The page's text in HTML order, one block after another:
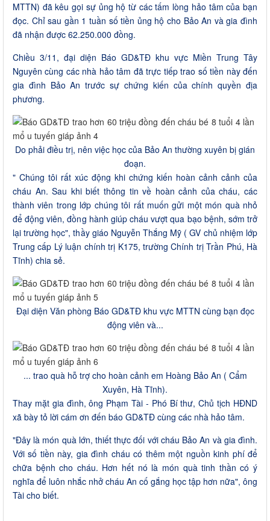
MTTN) đã kêu gọi sự ủng hộ từ các tấm lòng hảo tâm của bạn
đọc. Chỉ sau gần 1 tuần số tiền ủng hộ cho Bảo An và gia đình
đã nhận được 62.250.000 đồng.
Chiều 3/11, đại diện Báo GD&TĐ khu vực Miền Trung Tây
Nguyên cùng các nhà hảo tâm đã trực tiếp trao số tiền này đến
gia đình Bảo An trước sự chứng kiến của chính quyền địa
phương.
Do phải điều trị, nên việc học của Bảo An thường xuyên bị gián
đoạn.
" Chúng tôi rất xúc động khi chứng kiến hoàn cảnh cảnh của
cháu An. Sau khi biết thông tin về hoàn cảnh của cháu, các
thành viên trong lớp chúng tôi rất muốn gửi một món quà nhỏ
để động viên, đồng hành giúp cháu vượt qua bạo bệnh, sớm trở
lại trường học", thầy giáo Nguyễn Thắng Mỹ ( GV chủ nhiệm lớp
Trung cấp Lý luận chính trị K175, trường Chính trị Trần Phú, Hà
Tĩnh) chia sẻ.
Đại diện Văn phòng Báo GD&TĐ khu vực MTTN cùng bạn đọc
động viên và...
... trao quà hỗ trợ cho hoàn cảnh em Hoàng Bảo An ( Cẩm
Xuyên, Hà Tĩnh).
Thay mặt gia đình, ông Phạm Tài - Phó Bí thư, Chủ tịch HĐND
xã bày tỏ lời cám ơn đến báo GD&TĐ cùng các nhà hảo tâm.
"Đây là món quà lớn, thiết thực đối với cháu Bảo An và gia đình.
Với số tiền này, gia đình cháu có thêm một nguồn kinh phí để
chữa bệnh cho cháu. Hơn hết nó là món quà tinh thần có ý
nghĩa để luôn nhắc nhở cháu An cố gắng học tập hơn nữa", ông
Tài cho biết.